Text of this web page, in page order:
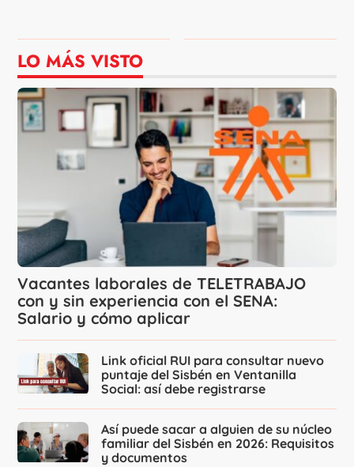
LO MÁS VISTO
Vacantes laborales de TELETRABAJO
con y sin experiencia con el SENA:
Salario y cómo aplicar
Link oficial RUI para consultar nuevo
puntaje del Sisbén en Ventanilla
Social: así debe registrarse
Así puede sacar a alguien de su núcleo
familiar del Sisbén en 2026: Requisitos
y documentos